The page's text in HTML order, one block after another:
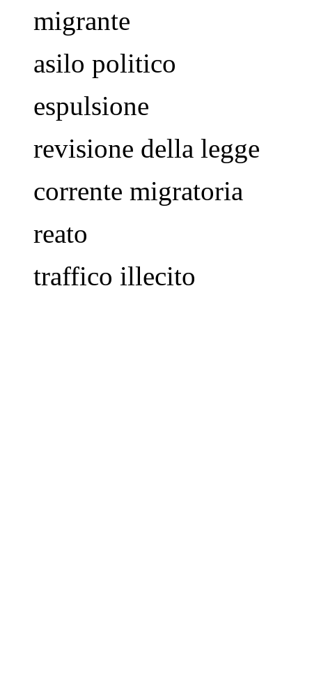
migrante
asilo politico
espulsione
revisione della legge
corrente migratoria
reato
traffico illecito